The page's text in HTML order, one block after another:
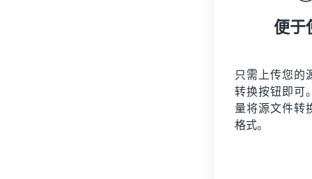
便于
只需上传您的
转换按钮即可
量将源文件转
格式。